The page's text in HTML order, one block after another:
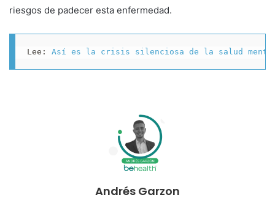
riesgos de padecer esta enfermedad.
Lee: Así es la crisis silenciosa de la salud
Andrés Garzon